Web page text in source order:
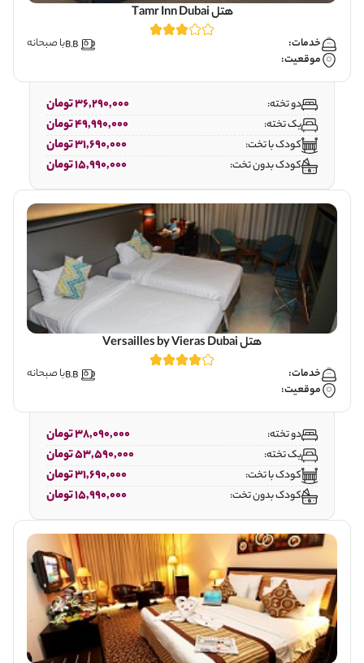
هتل Tamr Inn Dubai
خدمات:
با صبحانه
موقعیت:
دو تخته: 36,290,000 تومان
یک تخته: 49,990,000 تومان
کودک با تخت: 31,690,000 تومان
کودک بدون تخت: 15,990,000 تومان
هتل Versailles by Vieras Dubai
خدمات:
با صبحانه
موقعیت:
دو تخته: 38,090,000 تومان
یک تخته: 53,590,000 تومان
کودک با تخت: 31,690,000 تومان
کودک بدون تخت: 15,990,000 تومان